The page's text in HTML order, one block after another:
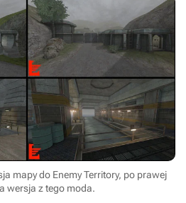
mapy do Enemy Territory, po prawej
wersja z tego moda.